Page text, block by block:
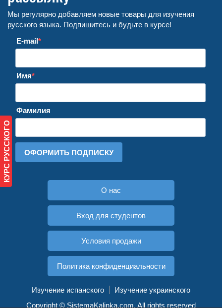
КУРС РУССКОГО
Мы регулярно добавляем новые товары для изучения
русского языка. Подпишитесь и будьте в курсе!
E-mail
Имя
Фамилия
ОФОРМИТЬ ПОДПИСКУ
О нас
Вход для студентов
Условия продажи
Политика конфиденциальности
Изучение испанского
Изучение украинского
Copyright © SistemaKalinka.com. All rights reserved